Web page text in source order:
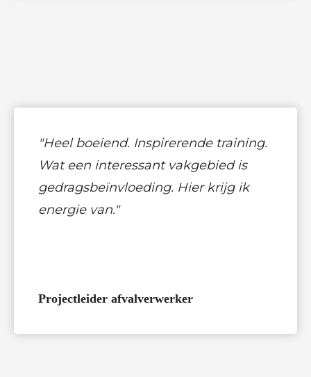
"Heel boeiend. Inspirerende training.
Wat een interessant vakgebied is
gedragsbeïnvloeding. Hier krijg ik
energie van."
Projectleider afvalverwerker